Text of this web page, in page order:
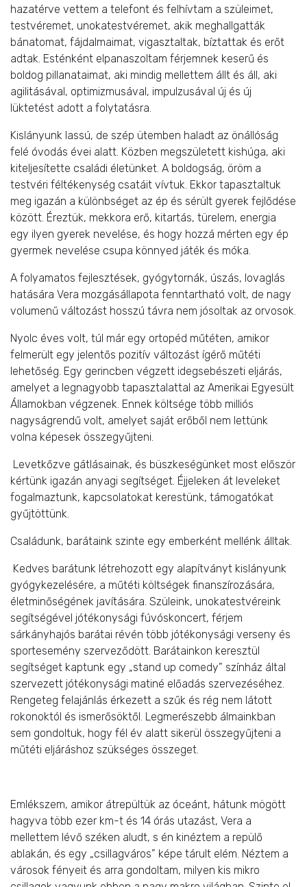
hazatérve vettem a telefont és felhívtam a szüleimet,
testvéremet, unokatestvéremet, akik meghallgatták
bánatomat, fájdalmaimat, vigasztaltak, bíztattak és erőt
adtak. Esténként elpanaszoltam férjemnek keserű és
boldog pillanataimat, aki mindig mellettem állt és áll, aki
agilitásával, optimizmusával, impulzusával új és új
lüktetést adott a folytatásra.
Kislányunk lassú, de szép ütemben haladt az önállóság
felé óvodás évei alatt. Közben megszületett kishúga, aki
kiteljesítette családi életünket. A boldogság, öröm a
testvéri féltékenység csatáit vívtuk. Ekkor tapasztaltuk
meg igazán a különbséget az ép és sérült gyerek fejlődése
között. Éreztük, mekkora erő, kitartás, türelem, energia
egy ilyen gyerek nevelése, és hogy hozzá mérten egy ép
gyermek nevelése csupa könnyed játék és móka.
A folyamatos fejlesztések, gyógytornák, úszás, lovaglás
hatására Vera mozgásállapota fenntartható volt, de nagy
volumenű változást hosszú távra nem jósoltak az orvosok.
Nyolc éves volt, túl már egy ortopéd műtéten, amikor
felmerült egy jelentős pozitív változást ígérő műtéti
lehetőség. Egy gerincben végzett idegsebészeti eljárás,
amelyet a legnagyobb tapasztalattal az Amerikai Egyesült
Államokban végzenek. Ennek költsége több milliós
nagyságrendű volt, amelyet saját erőből nem lettünk
volna képesek összegyűjteni.
Levetkőzve gátlásainak, és büszkeségünket most először
kértünk igazán anyagi segítséget. Éjjeleken át leveleket
fogalmaztunk, kapcsolatokat kerestünk, támogatókat
gyűjtöttünk.
Családunk, barátaink szinte egy emberként mellénk álltak.
Kedves barátunk létrehozott egy alapítványt kislányunk
gyógykezelésére, a műtéti költségek finanszírozására,
életminőségének javítására. Szüleink, unokatestvéreink
segítségével jótékonysági fúvóskoncert, férjem
sárkányhajós barátai révén több jótékonysági verseny és
sportesemény szerveződött. Barátainkon keresztül
segítséget kaptunk egy „stand up comedy” színház által
szervezett jótékonysági matiné előadás szervezéséhez.
Rengeteg felajánlás érkezett a szűk és rég nem látott
rokonoktól és ismerősöktől. Legmerészebb álmainkban
sem gondoltuk, hogy fél év alatt sikerül összegyűjteni a
műtéti eljáráshoz szükséges összeget.
Emlékszem, amikor átrepültük az óceánt, hátunk mögött
hagyva több ezer km-t és 14 órás utazást, Vera a
mellettem lévő széken aludt, s én kinéztem a repülő
ablakán, és egy „csillagváros” képe tárult elém. Néztem a
városok fényeit és arra gondoltam, milyen kis mikro